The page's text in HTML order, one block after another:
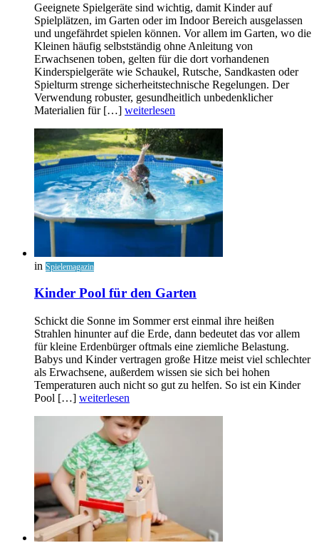
Geeignete Spielgeräte sind wichtig, damit Kinder auf
Spielplätzen, im Garten oder im Indoor Bereich ausgelassen
und ungefährdet spielen können. Vor allem im Garten, wo die
Kleinen häufig selbstständig ohne Anleitung von
Erwachsenen toben, gelten für die dort vorhandenen
Kinderspielgeräte wie Schaukel, Rutsche, Sandkasten oder
Spielturm strenge sicherheitstechnische Regelungen. Der
Verwendung robuster, gesundheitlich unbedenklicher
Materialien für […] weiterlesen
in Spielemagazin
Kinder Pool für den Garten
Schickt die Sonne im Sommer erst einmal ihre heißen
Strahlen hinunter auf die Erde, dann bedeutet das vor allem
für kleine Erdenbürger oftmals eine ziemliche Belastung.
Babys und Kinder vertragen große Hitze meist viel schlechter
als Erwachsene, außerdem wissen sie sich bei hohen
Temperaturen auch nicht so gut zu helfen. So ist ein Kinder
Pool […] weiterlesen